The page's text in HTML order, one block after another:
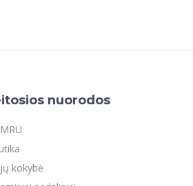
nuorodos
kokybė